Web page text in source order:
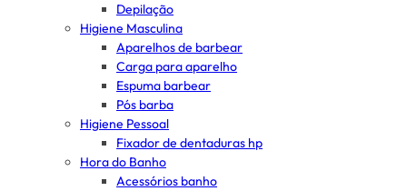
Depilação
Higiene Masculina
Aparelhos de barbear
Carga para aparelho
Espuma barbear
Pós barba
Higiene Pessoal
Fixador de dentaduras hp
Hora do Banho
Acessórios banho